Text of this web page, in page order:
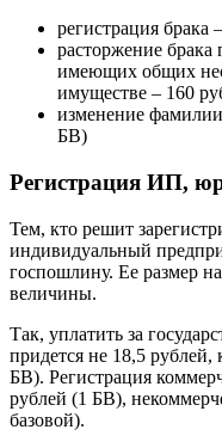
регистрация брака
расторжение
имеющих общих
имуществе – 160
изменение
БВ)
Регистрация ИП,
Тем, кто решит
индивидуальный
госпошлину. Ее размер
величины.
Так, уплатить за
придется не 18,5 рублей,
БВ). Регистрация
рублей (1 БВ),
базовой).